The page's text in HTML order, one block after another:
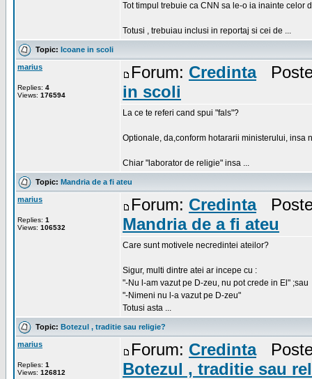
Tot timpul trebuie ca CNN sa le-o ia inainte celor
Totusi , trebuiau inclusi in reportaj si cei de ...
Topic: Icoane in scoli
marius
Replies: 4
Views: 176594
Forum: Credinta
in scoli
La ce te referi cand spui "fals"?
Optionale, da,conform hotararii ministerului,
Chiar "laborator de religie" insa ...
Topic: Mandria de a fi ateu
marius
Replies: 1
Views: 106532
Forum: Credinta
Mandria de a fi ateu
Care sunt motivele necredintei ateilor?
Sigur, multi dintre atei ar incepe cu :
"-Nu l-am vazut pe D-zeu, nu pot crede in El" ;sau
"-Nimeni nu l-a vazut pe D-zeu"
Totusi asta ...
Topic: Botezul , traditie sau religie?
marius
Replies: 1
Views: 126812
Forum: Credinta
Botezul , traditie sau